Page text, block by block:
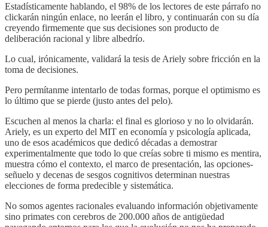
Estadísticamente hablando, el 98% de los lectores de este párrafo no
clickarán ningún enlace, no leerán el libro, y continuarán con su día
creyendo firmemente que sus decisiones son producto de
deliberación racional y libre albedrío.
Lo cual, irónicamente, validará la tesis de Ariely sobre fricción en la
toma de decisiones.
Pero permítanme intentarlo de todas formas, porque el optimismo es
lo último que se pierde (justo antes del pelo).
Escuchen al menos la charla: el final es glorioso y no lo olvidarán.
Ariely, es un experto del MIT en economía y psicología aplicada,
uno de esos académicos que dedicó décadas a demostrar
experimentalmente que todo lo que creías sobre ti mismo es mentira,
muestra cómo el contexto, el marco de presentación, las opciones-
señuelo y decenas de sesgos cognitivos determinan nuestras
elecciones de forma predecible y sistemática.
No somos agentes racionales evaluando información objetivamente
sino primates con cerebros de 200.000 años de antigüedad